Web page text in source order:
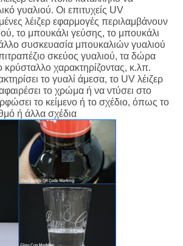
γυαλιού. Οι επιτυχείς UV
λέιζερ εφαρμογές περιλαμβάνουν
το μπουκάλι γεύσης, το μπουκάλι
συσκευασία μπουκαλιών γυαλιού
σκεύος γυαλιού, τα δώρα
κρύσταλλο χαρακτηρίζοντας, κ.λπ.
το γυαλί άμεσα, το UV λέιζερ
το χρώμα ή να ντύσει στο
το κείμενο ή το σχέδιο, όπως το
ή άλλα σχέδια